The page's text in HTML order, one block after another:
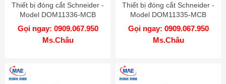
Thiết bị đóng cắt Schneider -
Model DOM11336-MCB
Gọi ngay: 0909.067.950
Ms.Châu
Thiết bị đóng cắt Schneider -
Model DOM11335-MCB
Gọi ngay: 0909.067.950
Ms.Châu